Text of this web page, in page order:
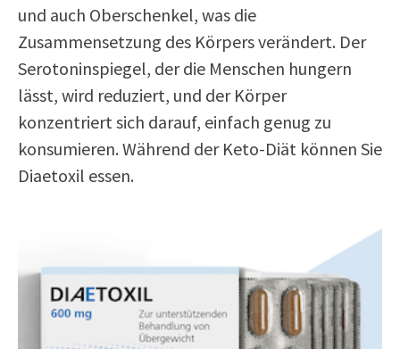
und auch Oberschenkel, was die
Zusammensetzung des Körpers verändert. Der
Serotoninspiegel, der die Menschen hungern
lässt, wird reduziert, und der Körper
konzentriert sich darauf, einfach genug zu
konsumieren. Während der Keto-Diät können Sie
Diaetoxil essen.